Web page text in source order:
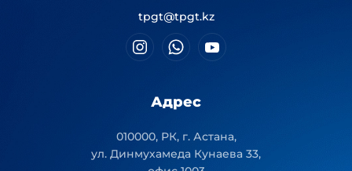
tpgt@tpgt.kz
Адрес
010000, РК, г. Астана,
ул. Динмухамеда Кунаева 33,